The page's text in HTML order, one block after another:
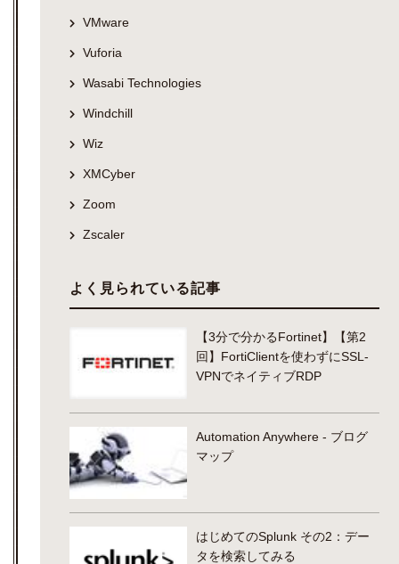
VMware
Vuforia
Wasabi Technologies
Windchill
Wiz
XMCyber
Zoom
Zscaler
よく見られている記事
【3分で分かるFortinet】【第2
回】FortiClientを使わずにSSL-
VPNでネイティブRDP
Automation Anywhere - ブログ
マップ
はじめてのSplunk その2：デー
タを検索してみる